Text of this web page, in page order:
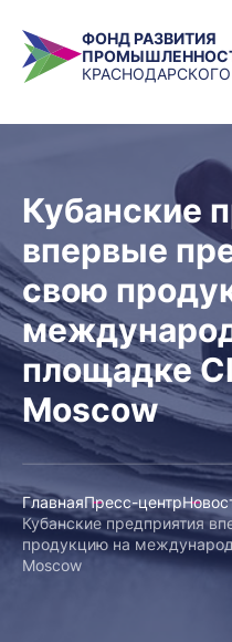
ФОНД РАЗВИТИЯ
КРАСНОДАРСКОГО
Кубанские
впервые
свою
площадке
Moscow
ГлавнаяПресс-центр
Кубанские предприятия
продукцию на
Moscow